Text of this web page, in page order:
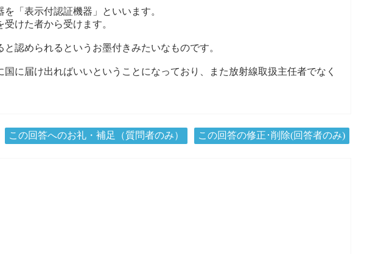
「表示付認証機器」といいます。
けた者から受けます。
認められるというお墨付きみたいなものです。
に届け出ればいいということになっており、また放射線取扱主任者でなく
この回答へのお礼・補足（質問者のみ） この回答の修正･削除(回答者のみ)